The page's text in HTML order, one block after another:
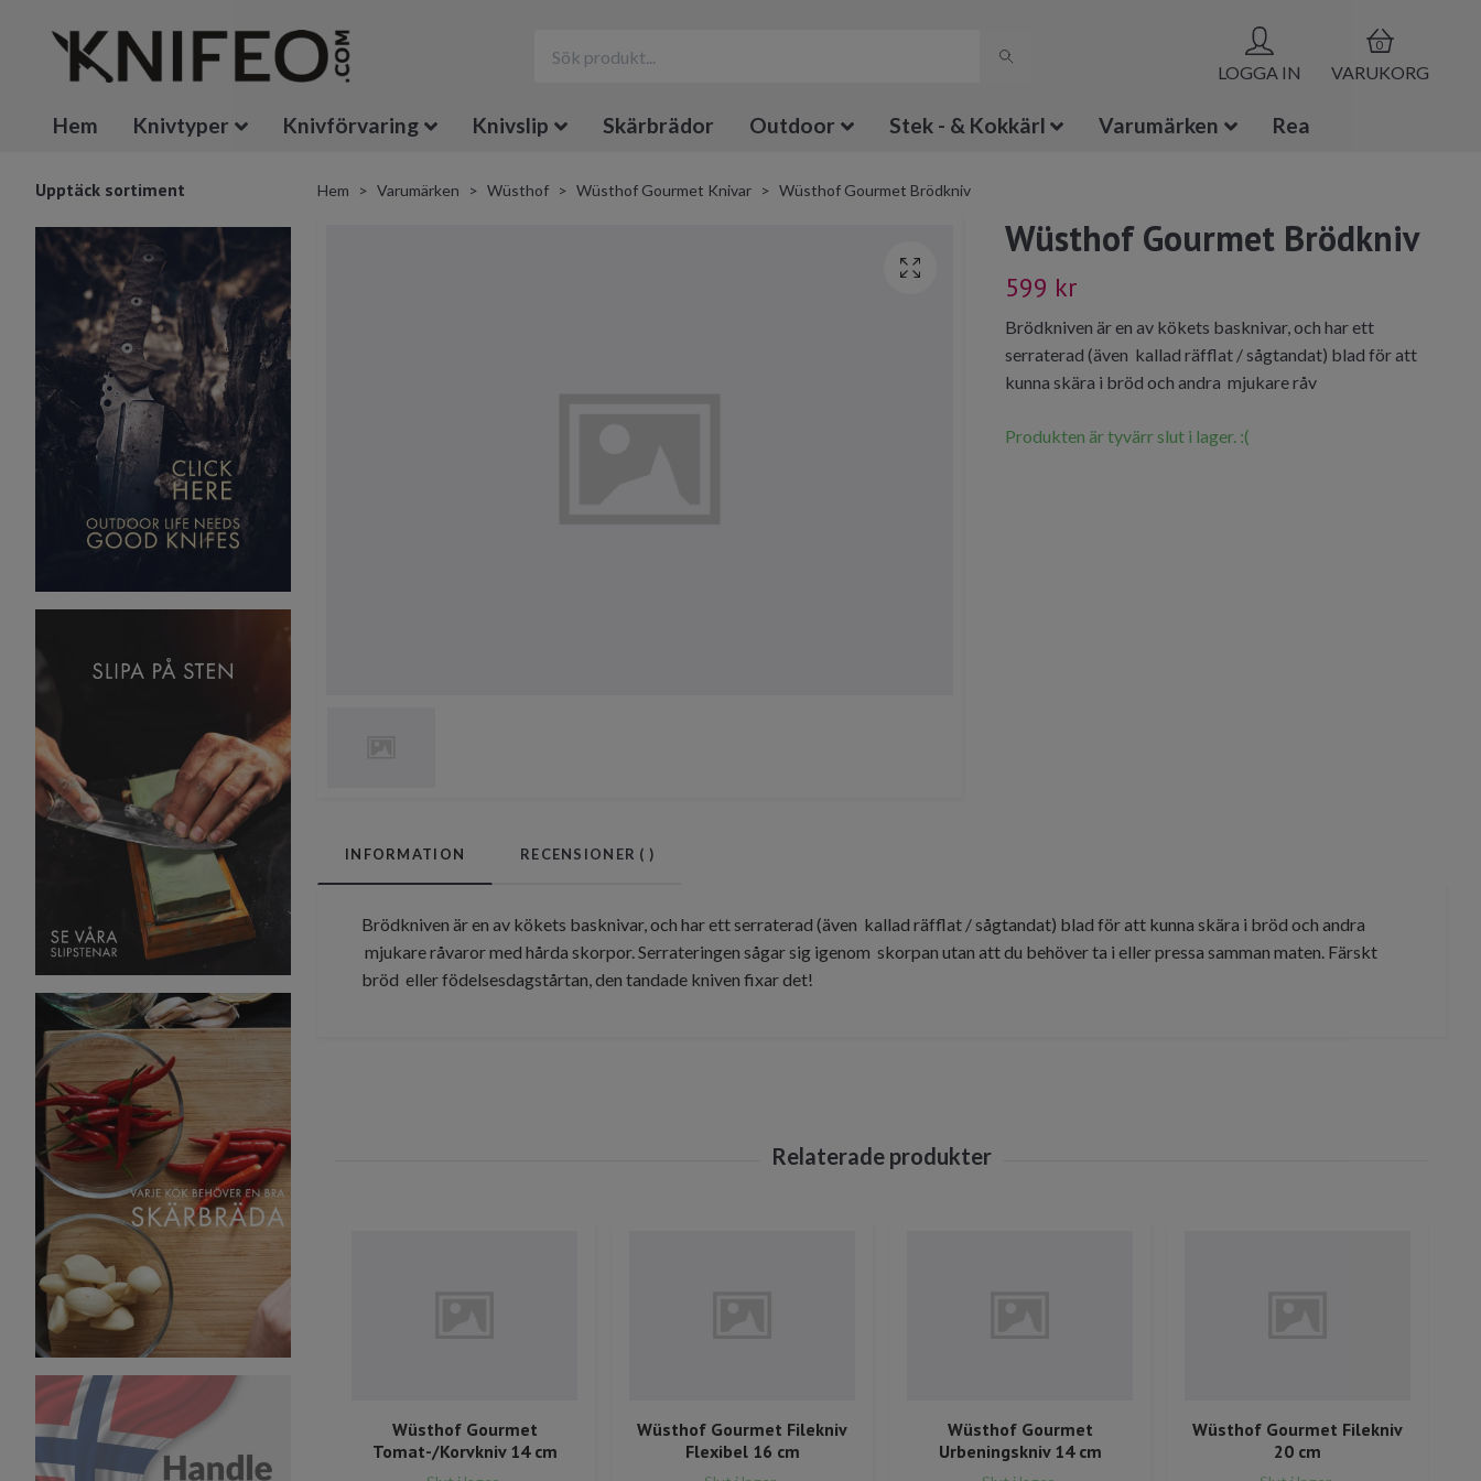
LOGGA IN
0
VARUKORG
Hem Knivtyper Knivförvaring Knivslip Skärbrädor Outdoor Stek - & Kokkärl Varumärken Rea
Upptäck sortiment Hem Varumärken Wüsthof Wüsthof Gourmet Knivar Wüsthof Gourmet Brödkniv
Wüsthof Gourmet Brödkniv
599 kr
Brödkniven är en av kökets basknivar, och har ett
serraterad (även kallad räfflat / sågtandat) blad för att
kunna skära i bröd och andra mjukare råv
Produkten är tyvärr slut i lager. :(
INFORMATION RECENSIONER ( )
Brödkniven är en av kökets basknivar, och har ett serraterad (även kallad räfflat / sågtandat) blad för att kunna skära i bröd och andra
mjukare råvaror med hårda skorpor. Serrateringen sågar sig igenom skorpan utan att du behöver ta i eller pressa samman maten. Färskt
bröd eller födelsesdagstårtan, den tandade kniven fixar det!
Wüsthof Gourmet
Tomat-/Korvkniv 14 cm
Wüsthof Gourmet Filekniv
Flexibel 16 cm
Wüsthof Gourmet
Urbeningskniv 14 cm
Wüsthof Gourmet Filekniv
20 cm